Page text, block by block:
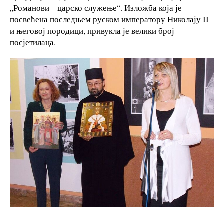
„Романови – царско служење“. Изложба која је
посвећена последњем руском императору Николају II
и његовој породици, привукла је велики број
посјетилаца.